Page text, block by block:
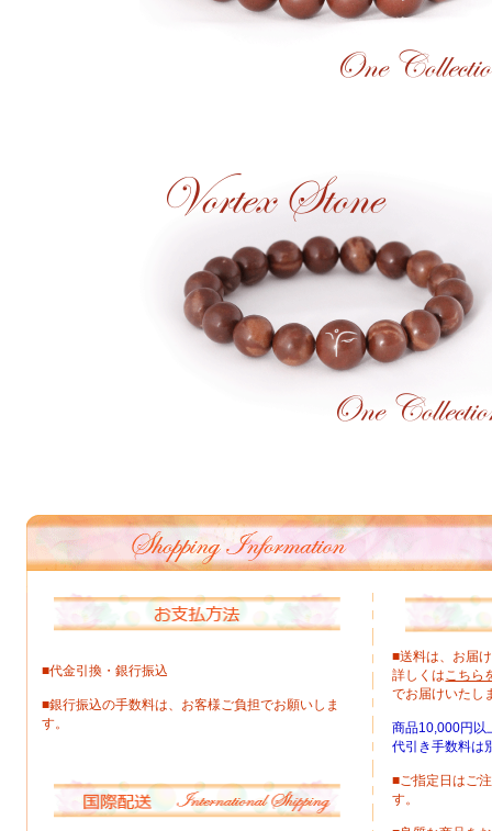
■代金引換・銀行振込
■銀行振込の手数料は、お客様ご負担でお願いしま
す。
■送料は、お届
詳しくはこちら
でお届けいたし
商品10,000円以
代引き手数料は
■ご指定日はご
す。